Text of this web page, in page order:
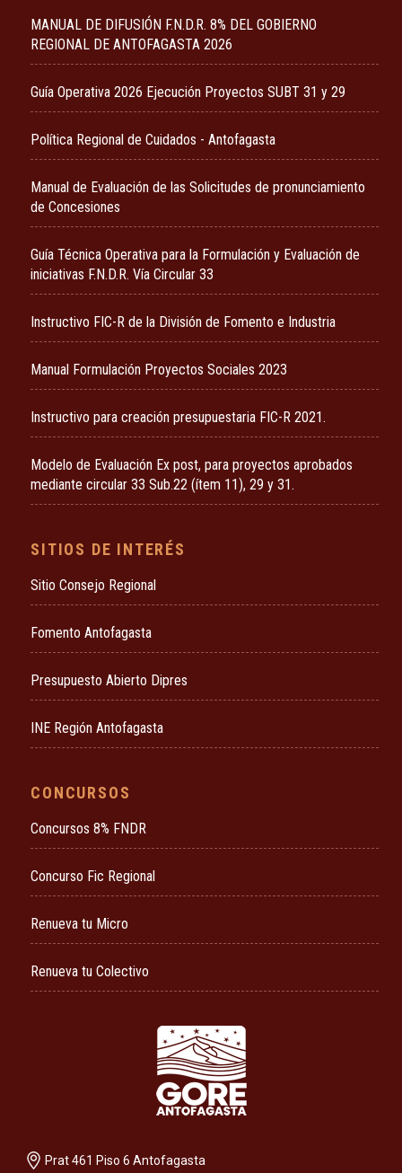
MANUAL DE DIFUSIÓN F.N.D.R. 8% DEL GOBIERNO
REGIONAL DE ANTOFAGASTA 2026
Guía Operativa 2026 Ejecución Proyectos SUBT 31 y 29
Política Regional de Cuidados - Antofagasta
Manual de Evaluación de las Solicitudes de pronunciamiento
de Concesiones
Guía Técnica Operativa para la Formulación y Evaluación de
iniciativas F.N.D.R. Vía Circular 33
Instructivo FIC-R de la División de Fomento e Industria
Manual Formulación Proyectos Sociales 2023
Instructivo para creación presupuestaria FIC-R 2021.
Modelo de Evaluación Ex post, para proyectos aprobados
mediante circular 33 Sub.22 (ítem 11), 29 y 31.
SITIOS DE INTERÉS
Sitio Consejo Regional
Fomento Antofagasta
Presupuesto Abierto Dipres
INE Región Antofagasta
CONCURSOS
Concursos 8% FNDR
Concurso Fic Regional
Renueva tu Micro
Renueva tu Colectivo
Prat 461 Piso 6 Antofagasta